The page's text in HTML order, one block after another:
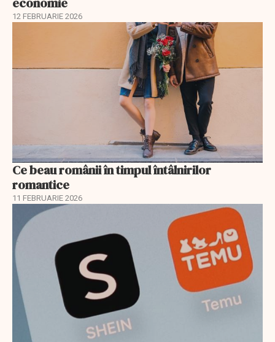
12 FEBRUARIE 2026
Ce beau românii în timpul întâlnirilor
romantice
11 FEBRUARIE 2026